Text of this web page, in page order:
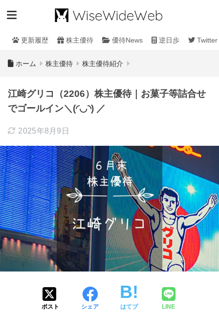
更新履歴 株主優待 優待News 逆日歩 Twitter
ホーム 株主優待 株主優待紹介
江崎グリコ（2206）株主優待｜お菓子等詰合せ
でゴールイン＼(◜◡◝) ／
2025年8月9日
ポスト シェア はてブ LINE